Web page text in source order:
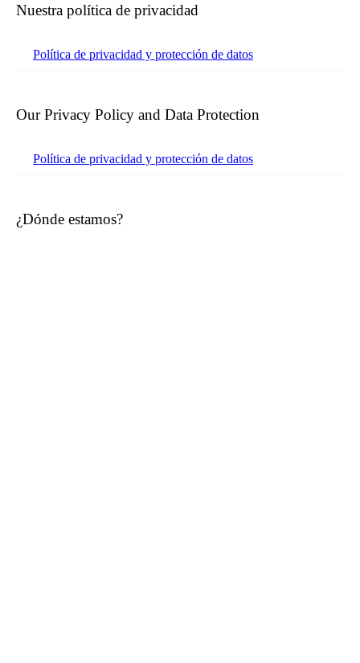
Nuestra política de privacidad
Política de privacidad y protección de datos
Our Privacy Policy and Data Protection
Política de privacidad y protección de datos
¿Dónde estamos?